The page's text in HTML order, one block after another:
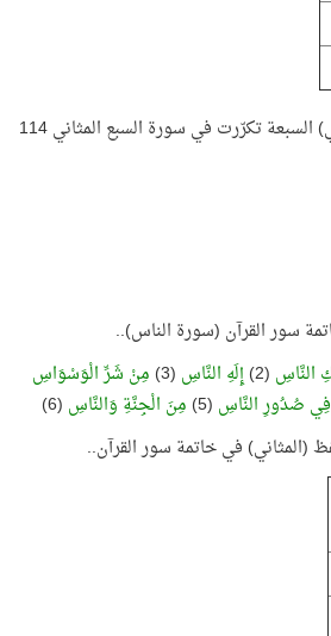
هذه هي أحرف لفظ (المثاني) السبعة تكرّرت في سورة السبع المثاني 114
سور القرآن (سورة الناس)..
النَّاسِ (2) إِلَهِ النَّاسِ (3)
مِنْ شَرِّ الْوَسْوَاسِ
صُدُورِ النَّاسِ (5) مِنَ الْجِنَّةِ وَالنَّاسِ (6)
(المثاني) في خاتمة سور القرآن..